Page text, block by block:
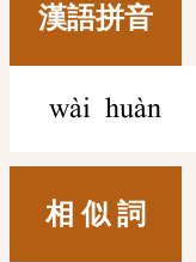
漢語拼音
wài huàn
相 似 詞